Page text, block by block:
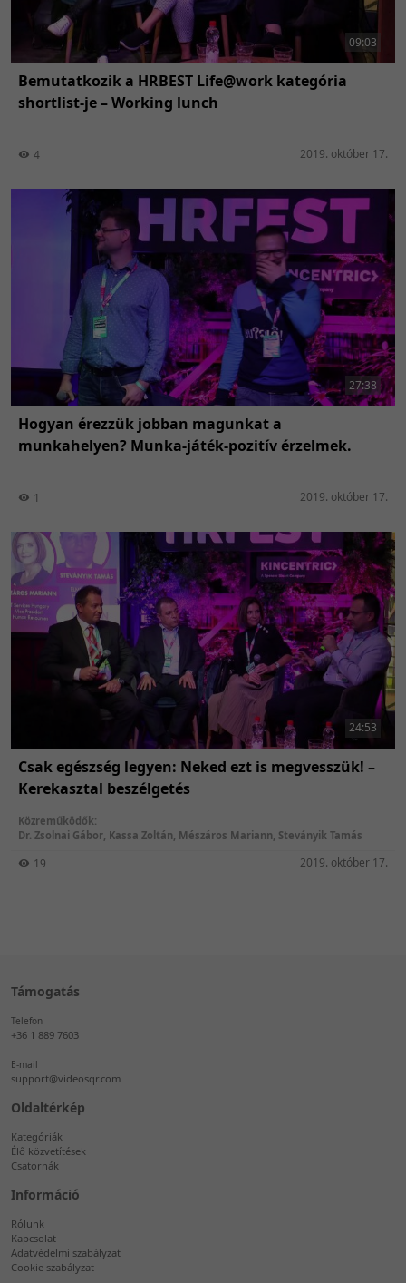
09:03
Bemutatkozik a HRBEST Life@work kategória
shortlist-je – Working lunch
4 2019. október 17.
27:38
Hogyan érezzük jobban magunkat a
munkahelyen? Munka-játék-pozitív érzelmek.
1 2019. október 17.
24:53
Csak egészség legyen: Neked ezt is megvesszük! –
Kerekasztal beszélgetés
Közreműködők:
Dr. Zsolnai Gábor Kassa Zoltán Mészáros Mariann Steványik Tamás
19 2019. október 17.
Támogatás
Telefon
+36 1 889 7603
E-mail
support@videosqr.com
Oldaltérkép
Kategóriák
Élő közvetítések
Csatornák
Információ
Rólunk
Kapcsolat
Adatvédelmi szabályzat
Cookie szabályzat